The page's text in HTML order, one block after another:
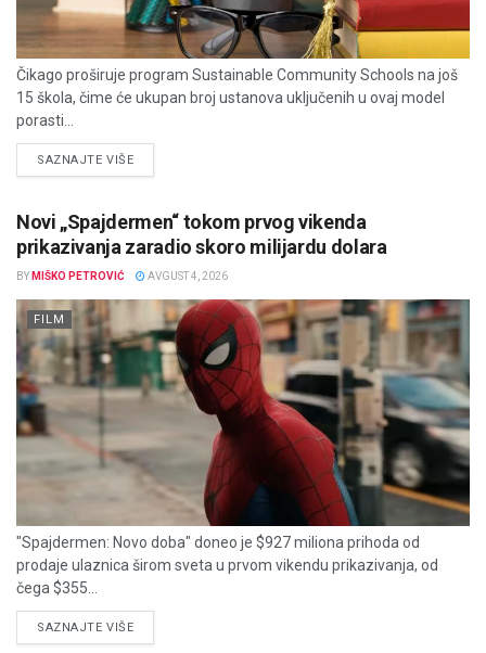
Čikago proširuje program Sustainable Community Schools na još
15 škola, čime će ukupan broj ustanova uključenih u ovaj model
porasti...
SAZNAJTE VIŠEDETAILS
Novi „Spajdermen“ tokom prvog vikenda
prikazivanja zaradio skoro milijardu dolara
BY MIŠKO PETROVIĆ AVGUST 4, 2026
FILM
"Spajdermen: Novo doba" doneo je $927 miliona prihoda od
prodaje ulaznica širom sveta u prvom vikendu prikazivanja, od
čega $355...
SAZNAJTE VIŠEDETAILS